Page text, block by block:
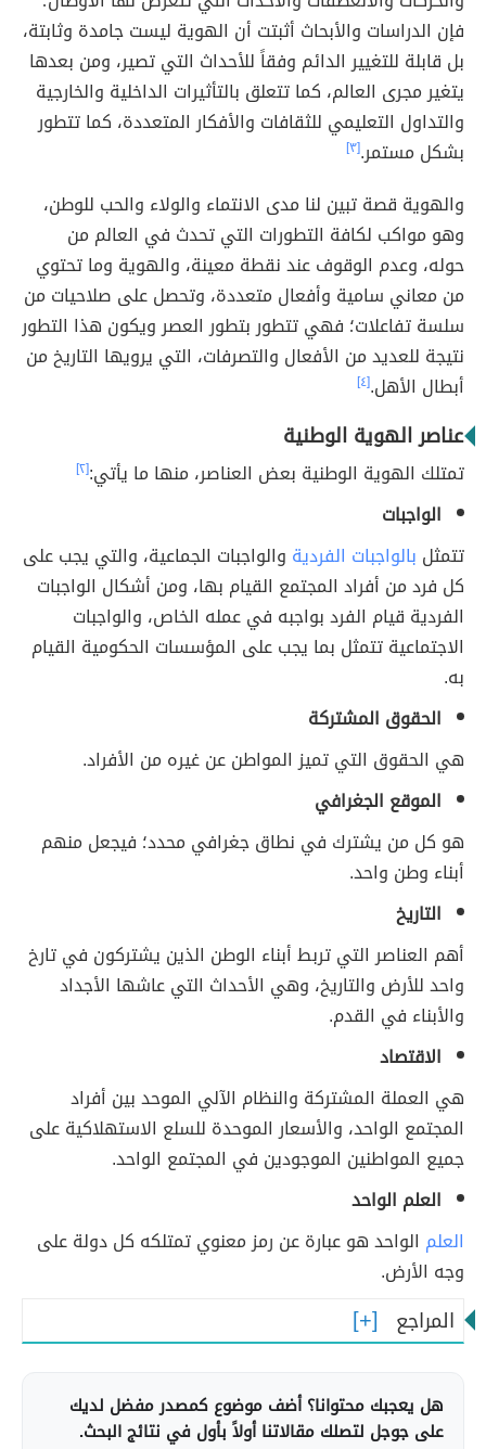
فإن الدراسات والأبحاث أثبتت أن الهوية ليست جامدة وثابتة،
بل قابلة للتغيير الدائم وفقاً للأحداث التي تصير، ومن بعدها
يتغير مجرى العالم، كما تتعلق بالتأثيرات الداخلية والخارجية
والتداول التعليمي للثقافات والأفكار المتعددة، كما تتطور
بشكل مستمر.[٣]
والهوية قصة تبين لنا مدى الانتماء والولاء والحب للوطن،
وهو مواكب لكافة التطورات التي تحدث في العالم من
حوله، وعدم الوقوف عند نقطة معينة، والهوية وما تحتوي
من معاني سامية وأفعال متعددة، وتحصل على صلاحيات من
سلسة تفاعلات؛ فهي تتطور بتطور العصر ويكون هذا التطور
نتيجة للعديد من الأفعال والتصرفات، التي يرويها التاريخ من
أبطال الأهل.[٤]
عناصر الهوية الوطنية
تمتلك الهوية الوطنية بعض العناصر، منها ما يأتي:[٢]
الواجبات
تتمثل بالواجبات الفردية والواجبات الجماعية، والتي يجب على
كل فرد من أفراد المجتمع القيام بها، ومن أشكال الواجبات
الفردية قيام الفرد بواجبه في عمله الخاص، والواجبات
الاجتماعية تتمثل بما يجب على المؤسسات الحكومية القيام
به.
الحقوق المشتركة
هي الحقوق التي تميز المواطن عن غيره من الأفراد.
الموقع الجغرافي
هو كل من يشترك في نطاق جغرافي محدد؛ فيجعل منهم
أبناء وطن واحد.
التاريخ
أهم العناصر التي تربط أبناء الوطن الذين يشتركون في تارخ
واحد للأرض والتاريخ، وهي الأحداث التي عاشها الأجداد
والأبناء في القدم.
الاقتصاد
هي العملة المشتركة والنظام الآلي الموحد بين أفراد
المجتمع الواحد، والأسعار الموحدة للسلع الاستهلاكية على
جميع المواطنين الموجودين في المجتمع الواحد.
العلم الواحد
العلم الواحد هو عبارة عن رمز معنوي تمتلكه كل دولة على
وجه الأرض.
المراجع
هل يعجبك محتوانا؟ أضف موضوع كمصدر مفضل لديك
على جوجل لتصلك مقالاتنا أولاً بأول في نتائج البحث.